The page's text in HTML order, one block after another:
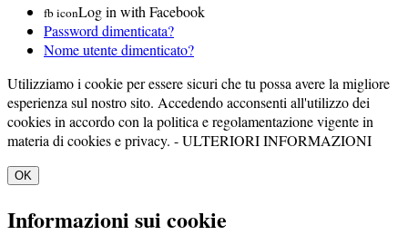
fb iconLog in with Facebook
Password dimenticata?
Nome utente dimenticato?
Utilizziamo i cookie per essere sicuri che tu possa avere la migliore
esperienza sul nostro sito. Accedendo acconsenti all'utilizzo dei
cookies in accordo con la politica e regolamentazione vigente in
materia di cookies e privacy. -ULTERIORI INFORMAZIONI
OK
Informazioni sui cookie